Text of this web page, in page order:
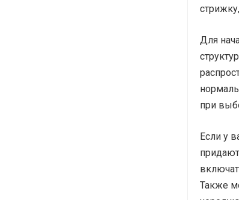
Для
при
Если у
Также